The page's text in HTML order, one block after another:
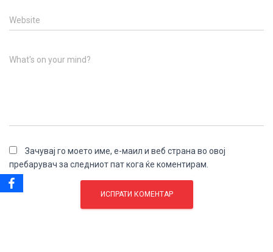
Website
What's on your mind?
Зачувај го моето име, е-маил и веб страна во овој
пребарувач за следниот пат кога ќе коментирам.